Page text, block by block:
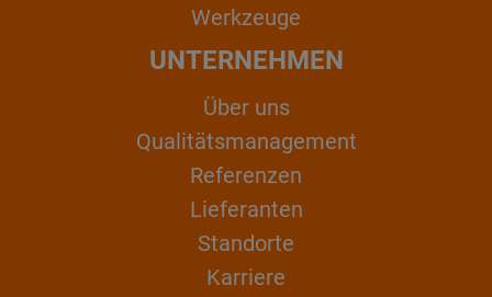
Werkzeuge
UNTERNEHMEN
Über uns
Qualitätsmanagement
Referenzen
Lieferanten
Standorte
Karriere